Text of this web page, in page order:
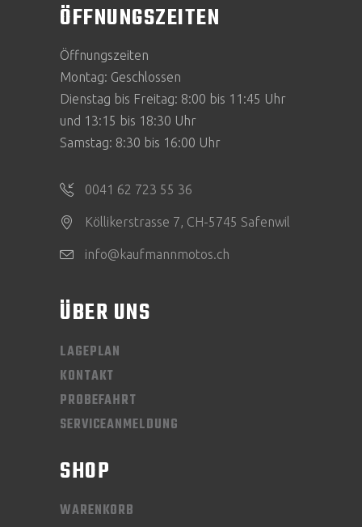
ÖFFNUNGSZEITEN
Öffnungszeiten
Montag: Geschlossen
Dienstag bis Freitag: 8:00 bis 11:45 Uhr
und 13:15 bis 18:30 Uhr
Samstag: 8:30 bis 16:00 Uhr
0041 62 723 55 36
Köllikerstrasse 7, CH-5745 Safenwil
info@kaufmannmotos.ch
ÜBER UNS
LAGEPLAN
KONTAKT
PROBEFAHRT
SERVICEANMELDUNG
SHOP
WARENKORB